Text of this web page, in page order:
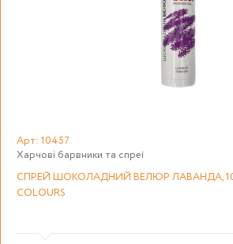
Арт: 10457
Харчові барвники та спреї
СПРЕЙ ШОКОЛАДНИЙ ВЕЛЮР ЛАВАНДА,
COLOURS